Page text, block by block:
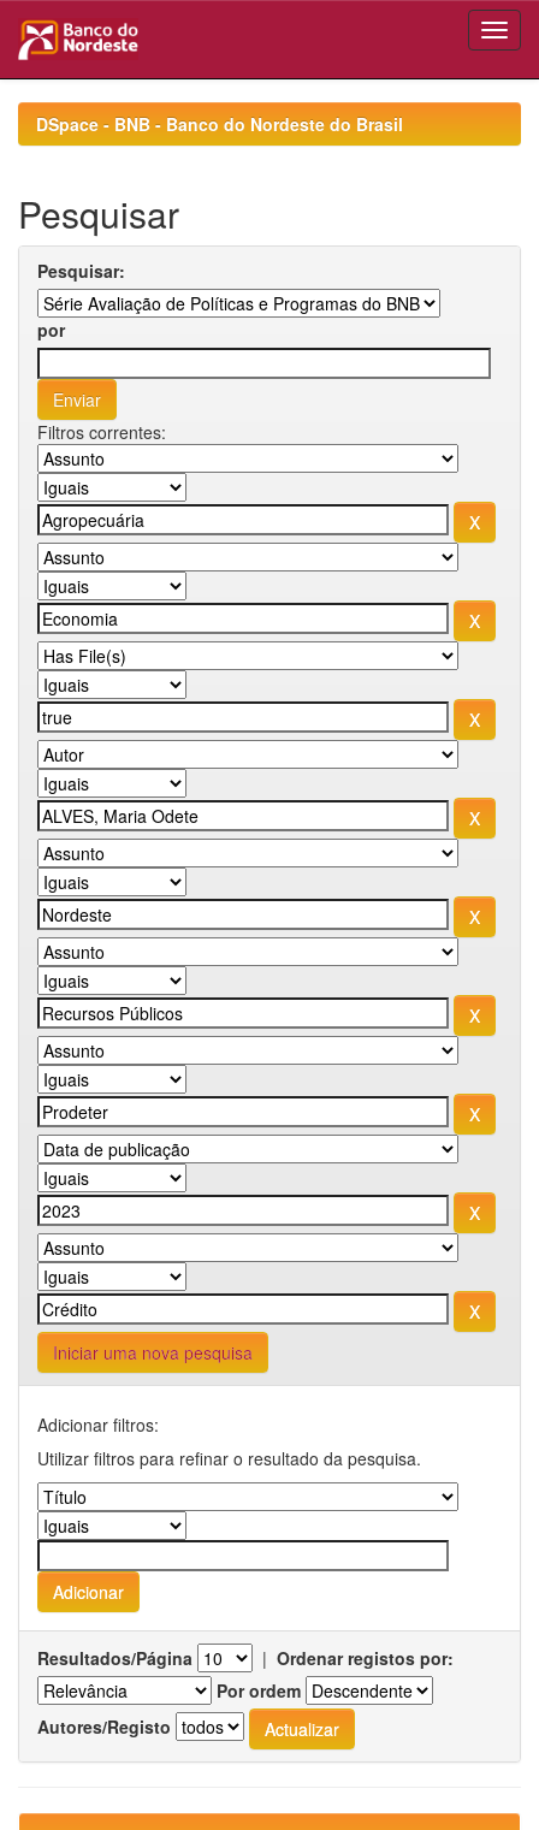
navigationDSpace - BNB - Banco do Nordeste do Brasil
Pesquisar
Pesquisar:
por
Filtros correntes:
Iniciar uma nova pesquisa
Adicionar filtros:
Utilizar filtros para refinar o resultado da pesquisa.
Resultados/Página | Ordenar registos por:
Por ordem
Autores/Registo